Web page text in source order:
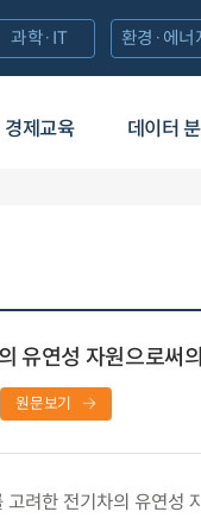
경제교육 데이터
과학·IT 환경·에너
유연성 자원으로써
원문보기
려한 전기차의 유연성